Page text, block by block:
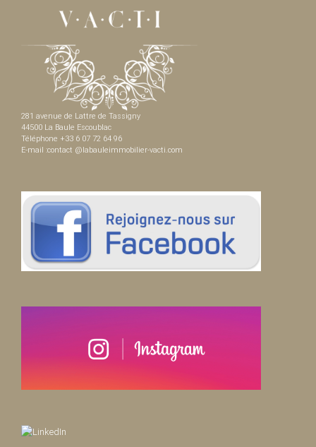
281 avenue de Lattre de Tassigny
44500 La Baule Escoublac
Téléphone +33 6 07 72 64 96
E-mail :contact @labauleimmobilier-vacti.com